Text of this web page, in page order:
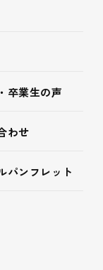
卒業生の声
わせ
パンフレット